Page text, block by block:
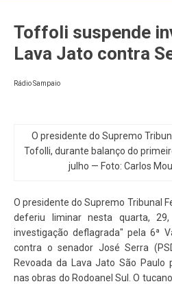
Toffoli suspende
Lava Jato contra
Rádio Sampaio
O presidente do Supremo
Tofolli, durante balanço do
julho — Foto: Carlos
O presidente do Supremo Tribunal
deferiu liminar nesta quarta,
investigação deflagrada" pela 6ª
contra o senador José Serra
Revoada da Lava Jato São Paulo
nas obras do Rodoanel Sul. O